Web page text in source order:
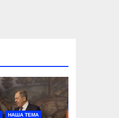
НАША ТЕМА